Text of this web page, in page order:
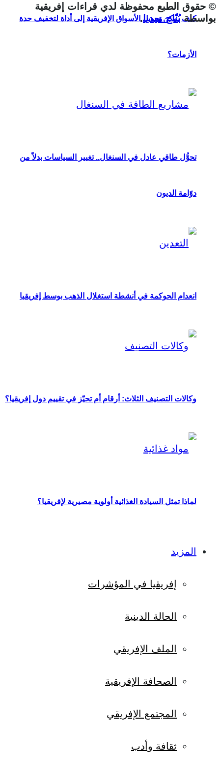
كيف يمكن تحويل الأسواق الإفريقية إلى أداة لتخفيف حدة
الأزمات؟
تحوُّل طاقي عادل في السنغال.. تغيير السياسات بدلاً من
دوّامة الديون
انعدام الحوكمة في أنشطة استغلال الذهب بوسط إفريقيا
وكالات التصنيف الثلاث: أرقام أم تحيّز في تقييم دول إفريقيا؟
لماذا تمثل السيادة الغذائية أولوية مصيرية لإفريقيا؟
المزيد
إفريقيا في المؤشرات
الحالة الدينية
الملف الإفريقي
الصحافة الإفريقية
المجتمع الإفريقي
ثقافة وأدب
© حقوق الطبع محفوظة لدي قراءات إفريقية
بواسطةبُنّاج ميديا.